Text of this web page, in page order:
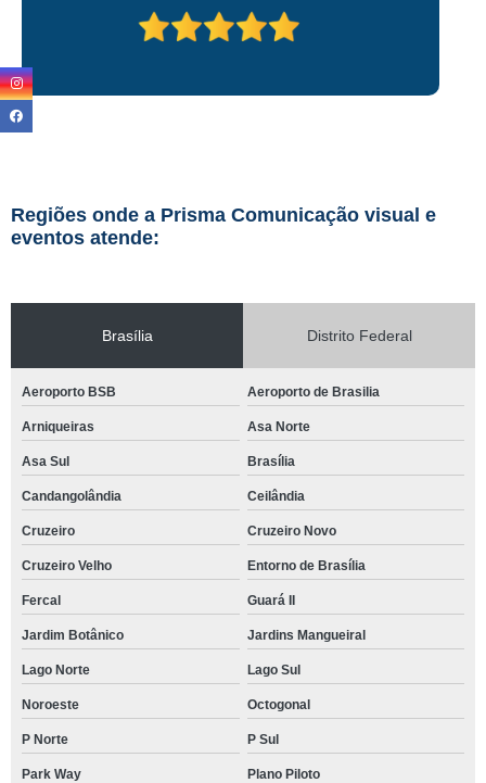
Regiões onde a Prisma Comunicação visual e
eventos atende:
Brasília Distrito Federal
Aeroporto BSB Aeroporto de Brasilia
Arniqueiras Asa Norte
Asa Sul Brasília
Candangolândia Ceilândia
Cruzeiro Cruzeiro Novo
Cruzeiro Velho Entorno de Brasília
Fercal Guará II
Jardim Botânico Jardins Mangueiral
Lago Norte Lago Sul
Noroeste Octogonal
P Norte P Sul
Park Way Plano Piloto